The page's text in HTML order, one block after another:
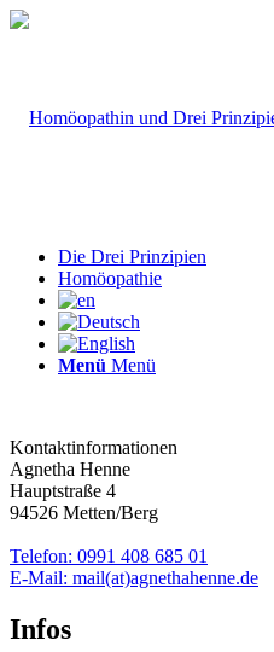
Die Drei Prinzipien
Homöopathie
Menü Menü
Kontaktinformationen
Agnetha Henne
Hauptstraße 4
94526 Metten/Berg
Telefon: 0991 408 685 01
E-Mail: mail(at)agnethahenne.de
Infos